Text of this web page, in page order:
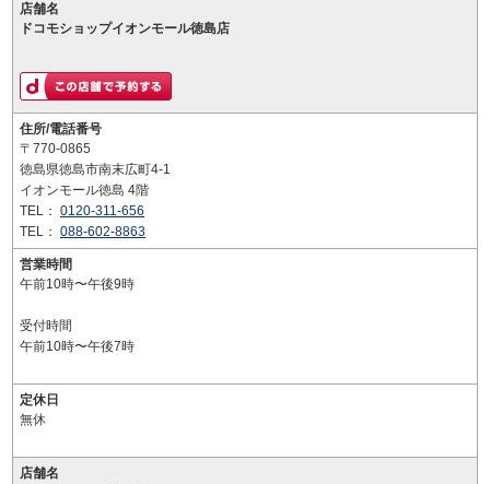
店舗名
ドコモショップイオンモール徳島店
住所/電話番号
〒770-0865
徳島県徳島市南末広町4-1
イオンモール徳島 4階
TEL： 0120-311-656
TEL： 088-602-8863
営業時間
午前10時〜午後9時
受付時間
午前10時〜午後7時
定休日
無休
店舗名